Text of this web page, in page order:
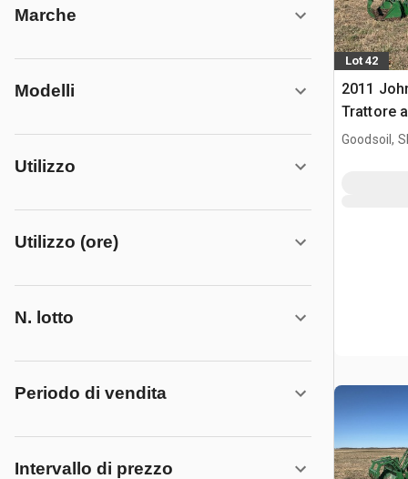
Marche
Modelli
Utilizzo
Utilizzo (ore)
N. lotto
Periodo di vendita
Intervallo di prezzo
Lot 42
2011
Trattore
Goodsoil,